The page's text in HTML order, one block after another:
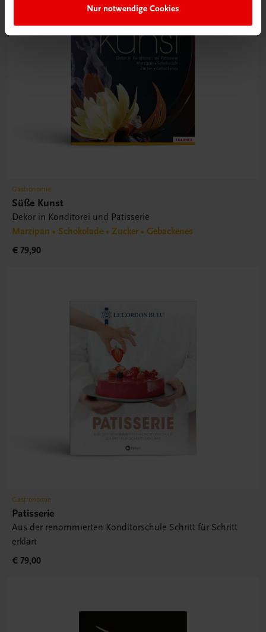
Nur notwendige Cookies
Gastronomie
Süße Kunst
Dekor in Konditorei und Patisserie
Marzipan • Schokolade • Zucker • Gebackenes
€ 79,90
Gastronomie
Patisserie
Aus der renommierten Konditorschule Schritt für Schritt
erklärt
€ 79,00